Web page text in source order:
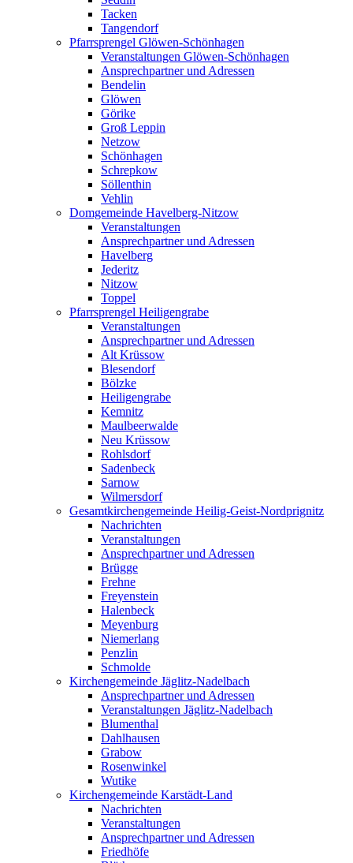
Tacken
Tangendorf
Pfarrsprengel Glöwen-Schönhagen
Veranstaltungen Glöwen-Schönhagen
Ansprechpartner und Adressen
Bendelin
Glöwen
Görike
Groß Leppin
Netzow
Schönhagen
Schrepkow
Söllenthin
Vehlin
Domgemeinde Havelberg-Nitzow
Veranstaltungen
Ansprechpartner und Adressen
Havelberg
Jederitz
Nitzow
Toppel
Pfarrsprengel Heiligengrabe
Veranstaltungen
Ansprechpartner und Adressen
Alt Krüssow
Blesendorf
Bölzke
Heiligengrabe
Kemnitz
Maulbeerwalde
Neu Krüssow
Rohlsdorf
Sadenbeck
Sarnow
Wilmersdorf
Gesamtkirchengemeinde Heilig-Geist-Nordprignitz
Nachrichten
Veranstaltungen
Ansprechpartner und Adressen
Brügge
Frehne
Freyenstein
Halenbeck
Meyenburg
Niemerlang
Penzlin
Schmolde
Kirchengemeinde Jäglitz-Nadelbach
Ansprechpartner und Adressen
Veranstaltungen Jäglitz-Nadelbach
Blumenthal
Dahlhausen
Grabow
Rosenwinkel
Wutike
Kirchengemeinde Karstädt-Land
Nachrichten
Veranstaltungen
Ansprechpartner und Adressen
Friedhöfe